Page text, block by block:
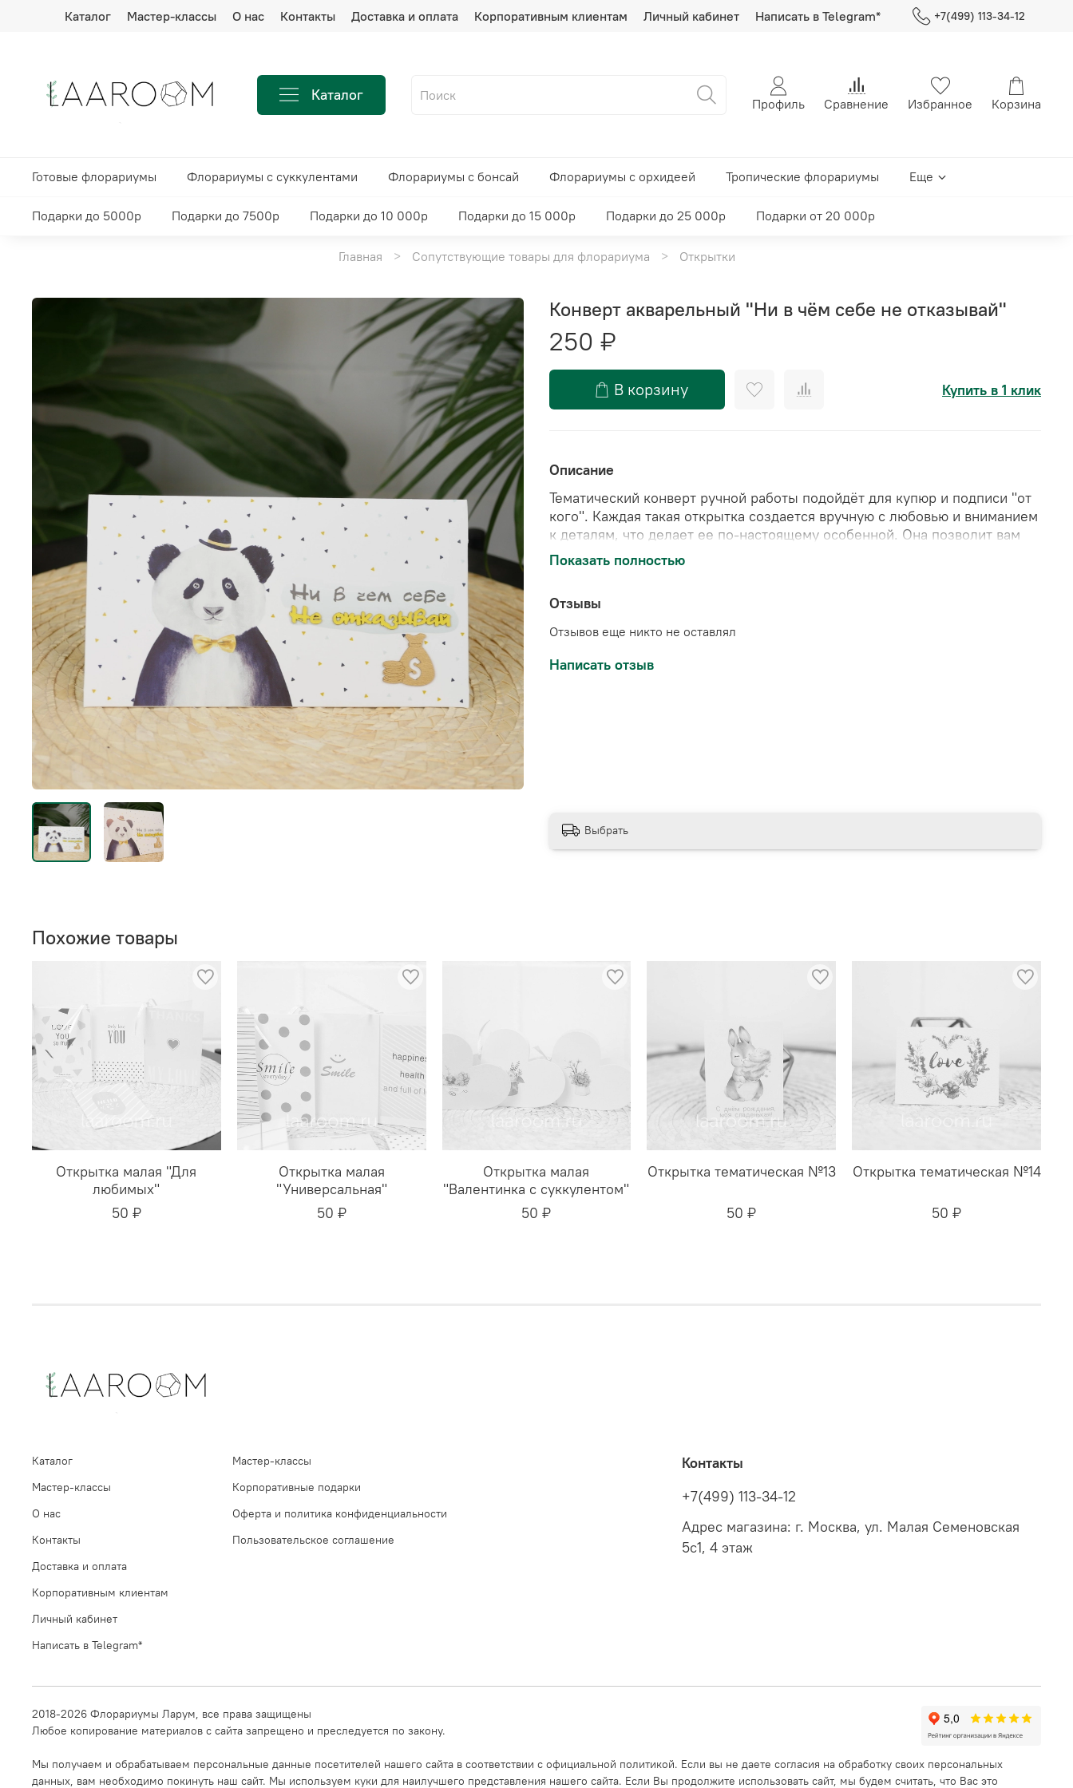
Каталог Мастер-классы О нас Контакты Доставка и оплата Корпоративным клиентам Личный кабинет Написать в Telegram* +7(499) 113-34-12
Каталог Профиль Сравнение Избранное Корзина
Готовые флорариумы Флорариумы с суккулентами Флорариумы с бонсай Флорариумы с орхидеей Тропические флорариумы Еще
Подарки до 5000р Подарки до 7500р Подарки до 10 000р Подарки до 15 000р Подарки до 25 000р Подарки от 20 000р
Главная Сопутствующие товары для флорариума Открытки
Конверт акварельный "Ни в чём себе не отказывай"
250 ₽
В корзину Купить в 1 клик
Описание
Тематический конверт ручной работы подойдёт для купюр и подписи "от
кого". Каждая такая открытка создается вручную с любовью и вниманием
к деталям, что делает ее по-настоящему особенной. Она позволит вам
выразить свою любовь, уважение и благодарность самым особенным
людям в вашей жизни.
Показать полностью
Отзывы
Отзывов еще никто не оставлял
Написать отзыв
Выбрать
Похожие товары
Открытка малая "Для
любимых"
50 ₽
Открытка малая
"Универсальная"
50 ₽
Открытка малая
"Валентинка с суккулентом"
50 ₽
Открытка тематическая №13
50 ₽
Открытка тематическая №14
50 ₽
Каталог
Мастер-классы
О нас
Контакты
Доставка и оплата
Корпоративным клиентам
Личный кабинет
Написать в Telegram*
Мастер-классы
Корпоративные подарки
Оферта и политика конфиденциальности
Пользовательское соглашение
Контакты
+7(499) 113-34-12
Адрес магазина: г. Москва, ул. Малая Семеновская
5с1, 4 этаж
2018-2026 Флорариумы Ларум, все права защищены
Любое копирование материалов с сайта запрещено и преследуется по закону.
Мы получаем и обрабатываем персональные данные посетителей нашего сайта в соответствии с официальной политикой. Если вы не даете согласия на обработку своих персональных
данных, вам необходимо покинуть наш сайт. Мы используем куки для наилучшего представления нашего сайта. Если Вы продолжите использовать сайт, мы будем считать, что Вас это